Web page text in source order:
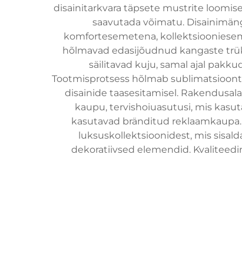
disainitarkvara täpsete mustrite
saavutada võimatu.
komfortesemetena,
hõlmavad edasijõudnud kangaste
säilitavad kuju, samal ajal
Tootmisprotsess hõlmab
disainide taasesitamisel.
kaupu, tervishoiuasutusi, mis
kasutavad bränditud
luksuskollektsioonidest, mis
dekoratiivsed elemendid.